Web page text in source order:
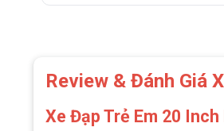
Review & Đánh Giá
Xe Đạp Trẻ Em 20